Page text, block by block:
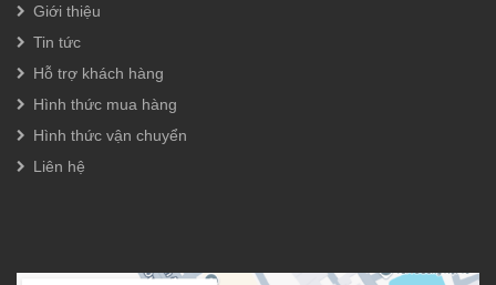
Giới thiệu
Tin tức
Hỗ trợ khách hàng
Hình thức mua hàng
Hình thức vận chuyển
Liên hệ